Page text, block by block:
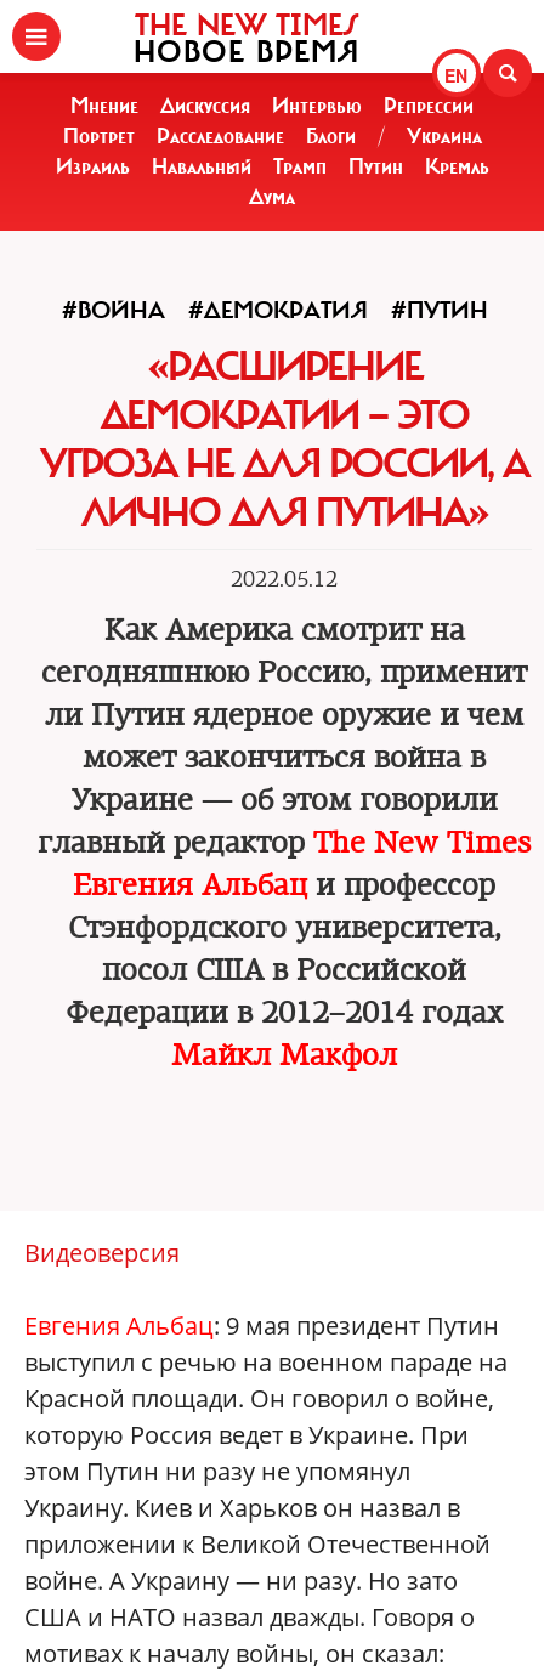
EN
THE NEW TIMES
НОВОЕ ВРЕМЯ
Мнение Дискуссия Интервью
Репрессии
Портрет
Расследование Блоги /
Украина
Израиль
Навальный Трамп Путин
Кремль
Дума
#ВОЙНА #ДЕМОКРАТИЯ #ПУТИН
«РАСШИРЕНИЕ
ДЕМОКРАТИИ — ЭТО
УГРОЗА НЕ ДЛЯ РОССИИ, А
ЛИЧНО ДЛЯ ПУТИНА»
2022.05.12
Как Америка смотрит на
сегодняшнюю Россию, применит
ли Путин ядерное оружие и чем
может закончиться война в
Украине — об этом говорили
главный редактор The New Times
Евгения Альбаци профессор
Стэнфордского университета,
посол США в Российской
Федерации в 2012–2014 годах
Майкл Макфол
Видеоверсия
Евгения Альбац: 9 мая президент Путин
выступил с речью на военном параде на
Красной площади. Он говорил о войне,
которую Россия ведет в Украине. При
этом Путин ни разу не упомянул
Украину. Киев и Харьков он назвал в
приложении к Великой Отечественной
войне. А Украину — ни разу. Но зато
США и НАТО назвал дважды. Говоря о
мотивах к началу войны, он сказал: